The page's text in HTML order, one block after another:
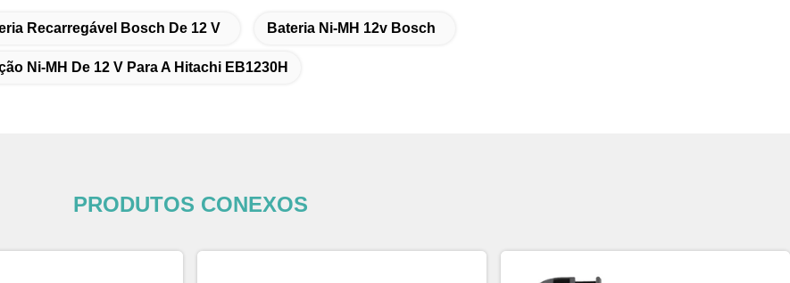
Recarregável Bosch De 12 V Bateria Ni-MH 12v Bosch
Ni-MH De 12 V Para A Hitachi EB1230H
PRODUTOS CONEXOS